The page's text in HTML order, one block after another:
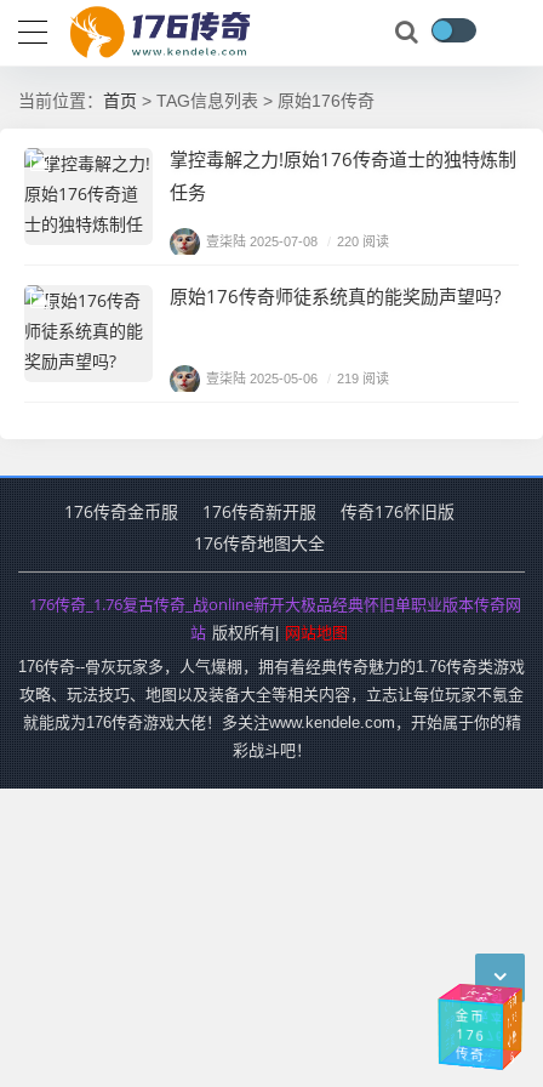
当前位置： 首页 > TAG信息列表 > 原始176传奇
掌控毒解之力!原始176传奇道士的独特炼制
任务
壹柒陆 2025-07-08 / 220 阅读
原始176传奇师徒系统真的能奖励声望吗?
壹柒陆 2025-05-06 / 219 阅读
176传奇金币服 176传奇新开服
传奇176怀旧版
176传奇地图大全
176传奇_1.76复古传奇_战online新开大极品经典怀旧单职业版本传奇网
站 版权所有| 网站地图
176传奇--骨灰玩家多，人气爆棚，拥有着经典传奇魅力的1.76传奇类游戏
攻略、玩法技巧、地图以及装备大全等相关内容，立志让每位玩家不氪金
就能成为176传奇游戏大佬！多关注www.kendele.com，开始属于你的精
彩战斗吧！
金币
176
传奇
176
版本
传奇传
奇
1.76
小
极
品
176
传
奇
复
古
1.76传奇
手游
1.76
传奇
幻境
入口